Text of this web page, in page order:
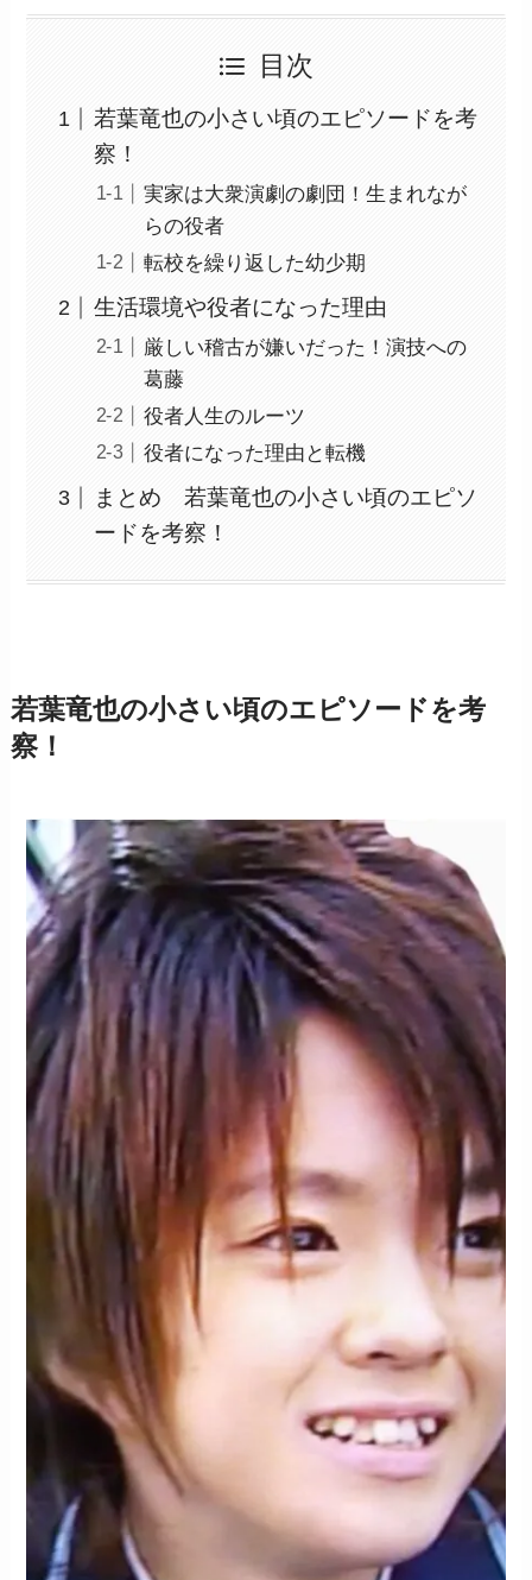
目次
若葉竜也の小さい頃のエピソードを考
察！
実家は大衆演劇の劇団！生まれなが
らの役者
転校を繰り返した幼少期
生活環境や役者になった理由
厳しい稽古が嫌いだった！演技への
葛藤
役者人生のルーツ
役者になった理由と転機
まとめ 若葉竜也の小さい頃のエピソ
ードを考察！
若葉竜也の小さい頃のエピソードを考
察！